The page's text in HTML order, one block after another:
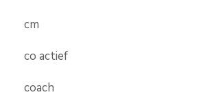
cm
co actief
coach